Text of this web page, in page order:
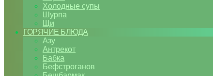
Холодные супы
Шурпа
Щи
ГОРЯЧИЕ БЛЮДА
Азу
Антрекот
Бабка
Бефстроганов